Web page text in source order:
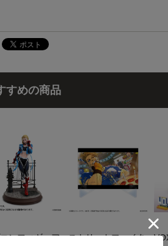
すめの商品
ンフィギュア
ストリートファイタ